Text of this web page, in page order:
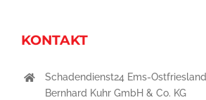
KONTAKT
Schadendienst24 Ems-Ostfriesland
Bernhard Kuhr GmbH & Co. KG